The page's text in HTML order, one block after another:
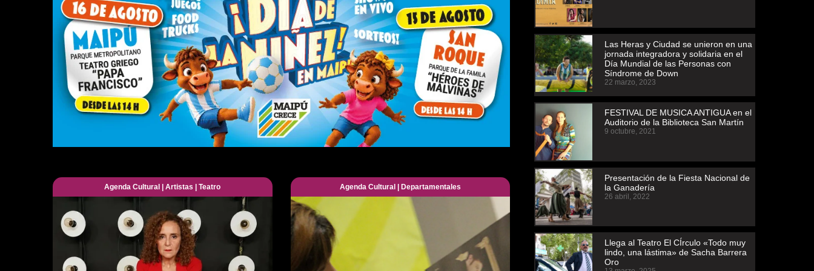
Agenda Cultural |Artistas |Teatro Agenda Cultural| Departamentales
Las Heras y Ciudad se unieron en una
jornada integradora y solidaria en el
Día Mundial de las Personas con
Síndrome de Down
22 marzo, 2023
FESTIVAL DE MUSICA ANTIGUA en el
Auditorio de la Biblioteca San Martín
9 octubre, 2021
Presentación de la Fiesta Nacional de
la Ganadería
26 abril, 2022
Llega al Teatro El CÍrculo «Todo muy
lindo, una lástima» de Sacha Barrera
Oro